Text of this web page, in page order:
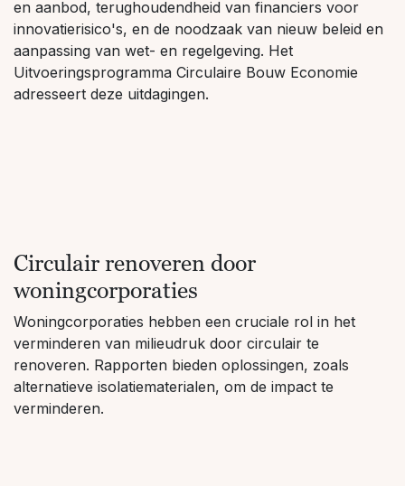
en aanbod, terughoudendheid van financiers voor
innovatierisico's, en de noodzaak van nieuw beleid en
aanpassing van wet- en regelgeving. Het
Uitvoeringsprogramma Circulaire Bouw Economie
adresseert deze uitdagingen.
Circulair renoveren door
woningcorporaties
Woningcorporaties hebben een cruciale rol in het
verminderen van milieudruk door circulair te
renoveren. Rapporten bieden oplossingen, zoals
alternatieve isolatiematerialen, om de impact te
verminderen.